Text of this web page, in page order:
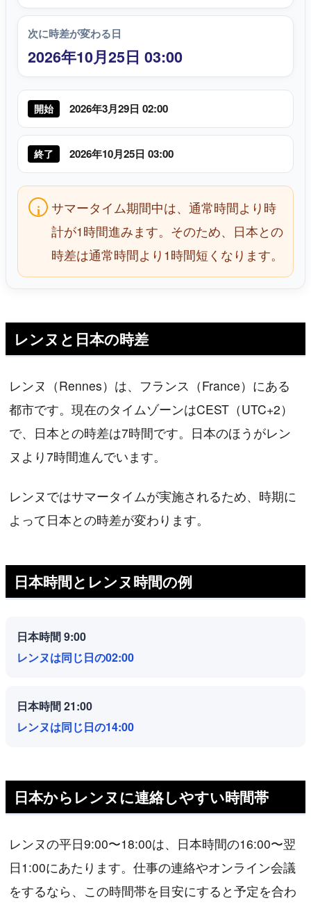
次に時差が変わる日
2026年10月25日 03:00
開始 2026年3月29日 02:00
終了 2026年10月25日 03:00
サマータイム期間中は、通常時間より時
計が1時間進みます。そのため、日本との
時差は通常時間より1時間短くなります。
レンヌと日本の時差
レンヌ（Rennes）は、フランス（France）にある
都市です。現在のタイムゾーンはCEST（UTC+2）
で、日本との時差は7時間です。日本のほうがレン
ヌより7時間進んでいます。
レンヌではサマータイムが実施されるため、時期に
よって日本との時差が変わります。
日本時間とレンヌ時間の例
日本時間 9:00
レンヌは同じ日の02:00
日本時間 21:00
レンヌは同じ日の14:00
日本からレンヌに連絡しやすい時間帯
レンヌの平日9:00〜18:00は、日本時間の16:00〜翌
日1:00にあたります。仕事の連絡やオンライン会議
をするなら、この時間帯を目安にすると予定を合わ